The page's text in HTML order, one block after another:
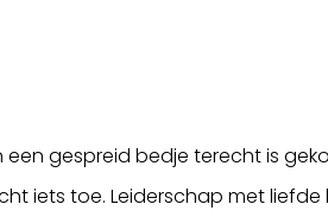
gespreid bedje terecht is
iets toe. Leiderschap met